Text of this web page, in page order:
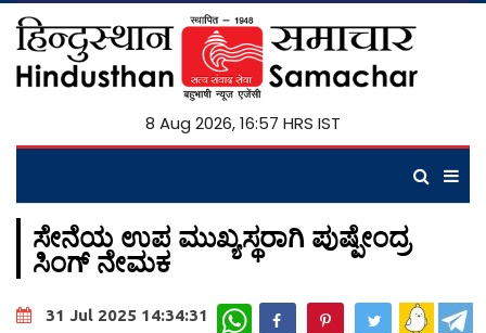
8 Aug 2026, 16:57 HRS IST
ಸೇನೆಯ ಉಪ ಮುಖ್ಯಸ್ಥರಾಗಿ ಪುಷ್ಪೇಂದ್ರ
ಸಿಂಗ್ ನೇಮಕ
31 Jul 2025 14:34:31 WhatsApp